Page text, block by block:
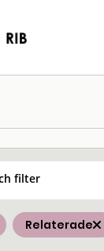
filter
Relaterade